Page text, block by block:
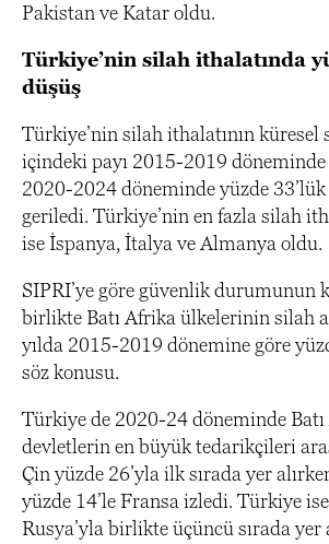
Pakistan ve Katar oldu.
Türkiye’nin silah ithalatında
düşüş
Türkiye’nin silah ithalatının küresel
içindeki payı 2015-2019
2020-2024 döneminde yüzde 33’lük
geriledi. Türkiye’nin en fazla silah
ise İspanya, İtalya ve Almanya oldu.
SIPRI’ye göre güvenlik durumunun
birlikte Batı Afrika ülkelerinin silah
yılda 2015-2019 dönemine göre
söz konusu.
Türkiye de 2020-24 döneminde Batı
devletlerin en büyük tedarikçileri
Çin yüzde 26’yla ilk sırada yer
yüzde 14’le Fransa izledi. Türkiye
Rusya’yla birlikte üçüncü sırada yer